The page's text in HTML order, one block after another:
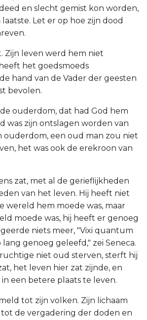
en slecht gemist kon worden,
Let er op hoe zijn dood
Zijn leven werd hem niet
het goedsmoeds
hand van de Vader der geesten
bevolen.
ouderdom, dat had God hem
was zijn ontslagen worden van
ouderdom, een oud man zou niet
het was ook de erekroon van
zat, met al de gerieflijkheden
van het leven. Hij heeft niet
wereld hem moede was, maar
moede was, hij heeft er genoeg
niets meer, "Vixi quantum
lang genoeg geleefd," zei Seneca.
niet oud sterven, sterft hij
het leven hier zat zijnde, en
een betere plaats te leven.
tot zijn volken. Zijn lichaam
de vergadering der doden en